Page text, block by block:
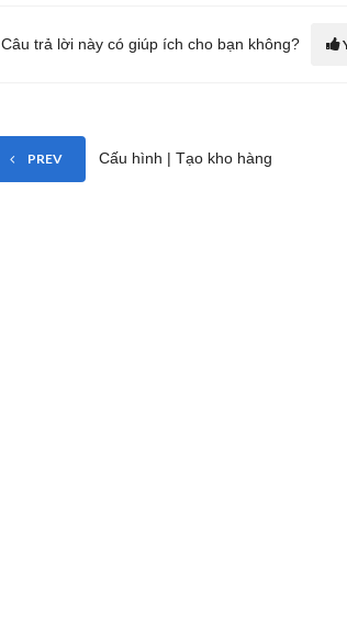
Câu trả lời này có giúp ích cho bạn không?
PREV Cấu hình | Tạo kho hàng